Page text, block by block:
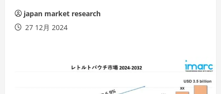
japan market research
27 12月 2024